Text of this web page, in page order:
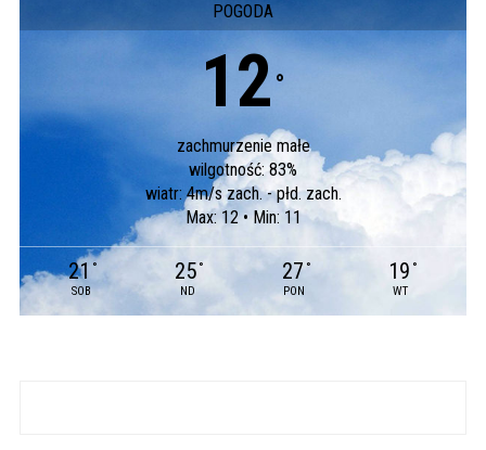
POGODA
12 °
zachmurzenie małe
wilgotność: 83%
wiatr: 4m/s zach. - płd. zach.
Max: 12 • Min: 11
21 °
SOB
25 °
ND
27 °
PON
19 °
WT